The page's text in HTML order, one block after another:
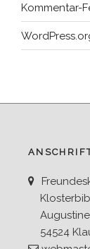
Kommentar-
54524